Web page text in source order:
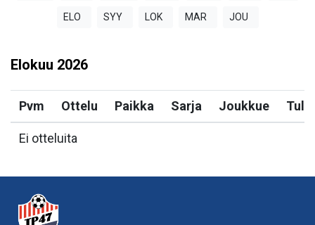
ELO SYY LOK MAR JOU
Elokuu 2026
Pvm Ottelu Paikka Sarja Joukkue
Ei otteluita